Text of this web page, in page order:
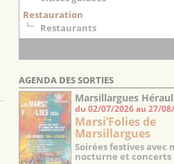
Restauration
Restaurants
AGENDA DES SORTIES
Marsillargues
du 02/07/2026 au 27/
Marsi’Folies de
Marsillargues
Soirées festives avec
nocturne et concerts